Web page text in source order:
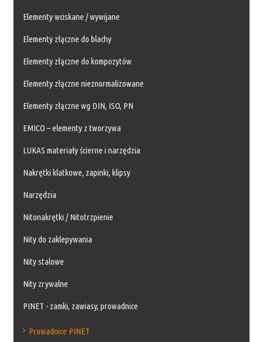
Elementy wciskane / wywijane
Elementy złączne do blachy
Elementy złączne do kompozytów
Elementy złączne nieznormalizowane
Elementy złączne wg DIN, ISO, PN
EMICO – elementy z tworzywa
LUKAS materiały ścierne i narzędzia
Nakrętki klatkowe, zapinki, klipsy
Narzędzia
Nitonakrętki / Nitotrzpienie
Nity do zaklepywania
Nity stalowe
Nity zrywalne
PINET - zamki, zawiasy, prowadnice
Prowadnice PINET